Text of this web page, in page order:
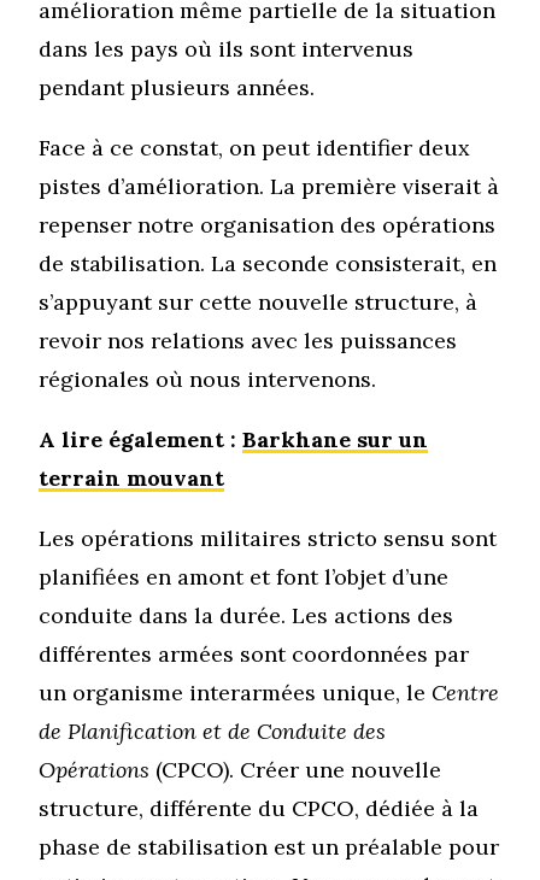
amélioration même partielle de la situation
dans les pays où ils sont intervenus
pendant plusieurs années.
Face à ce constat, on peut identifier deux
pistes d’amélioration. La première viserait à
repenser notre organisation des opérations
de stabilisation. La seconde consisterait, en
s’appuyant sur cette nouvelle structure, à
revoir nos relations avec les puissances
régionales où nous intervenons.
A lire également :Barkhane sur un
terrain mouvant
Les opérations militaires stricto sensu sont
planifiées en amont et font l’objet d’une
conduite dans la durée. Les actions des
différentes armées sont coordonnées par
un organisme interarmées unique, le Centre
de Planification et de Conduite des
Opérations (CPCO). Créer une nouvelle
structure, différente du CPCO, dédiée à la
phase de stabilisation est un préalable pour